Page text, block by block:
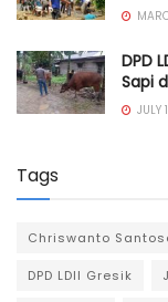
DPD
Sapi
JULY
Tags
Chriswanto
DPD LDII Gresik